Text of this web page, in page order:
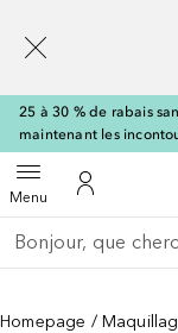
25 à 30 % de rabais
maintenant les
MenuOuvrir le menu
Vers Mon
Retourner
Exécuter la recherche
Homepage